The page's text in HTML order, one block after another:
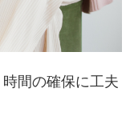
間の確保に工夫